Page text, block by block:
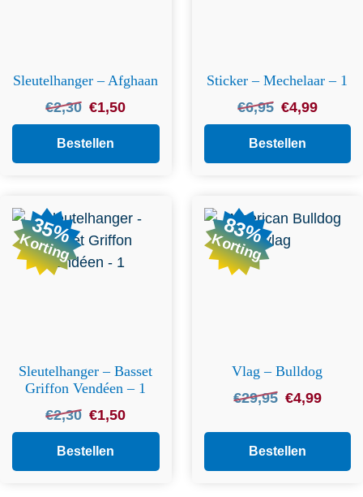
Sleutelhanger – Afghaan
€2,30 Oorspronkelijke
prijs
was:
€2,30.
€1,50Huidige
prijs
€1,50.
Bestellen
Sticker – Mechelaar – 1
€6,95 Oorspronkelijke
prijs
was:
€6,95.
€4,99Huidige
prijs
€4,99.
Bestellen
35%
Korting
Sleutelhanger – Basset
Griffon Vendéen – 1
€2,30 Oorspronkelijke
prijs
was:
€2,30.
€1,50Huidige
prijs
€1,50.
Bestellen
83%
Korting
Vlag – Bulldog
€29,95 Oorspronkelijke
was:
€29,95.
€4,99Huidige
is:
Bestellen